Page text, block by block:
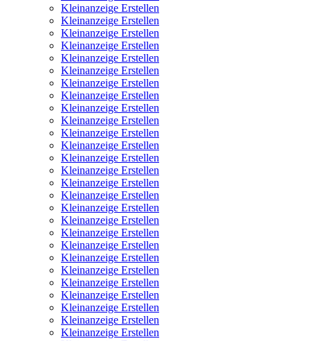
Kleinanzeige Erstellen
Kleinanzeige Erstellen
Kleinanzeige Erstellen
Kleinanzeige Erstellen
Kleinanzeige Erstellen
Kleinanzeige Erstellen
Kleinanzeige Erstellen
Kleinanzeige Erstellen
Kleinanzeige Erstellen
Kleinanzeige Erstellen
Kleinanzeige Erstellen
Kleinanzeige Erstellen
Kleinanzeige Erstellen
Kleinanzeige Erstellen
Kleinanzeige Erstellen
Kleinanzeige Erstellen
Kleinanzeige Erstellen
Kleinanzeige Erstellen
Kleinanzeige Erstellen
Kleinanzeige Erstellen
Kleinanzeige Erstellen
Kleinanzeige Erstellen
Kleinanzeige Erstellen
Kleinanzeige Erstellen
Kleinanzeige Erstellen
Kleinanzeige Erstellen
Kleinanzeige Erstellen